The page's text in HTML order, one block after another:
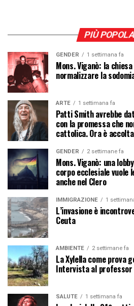
PIÙ
GENDER 1 settimana fa
Mons. Viganò: la
normalizzare la
ARTE 1 settimana fa
Patti Smith avrebbe
con la promessa che
cattolica. Ora è
GENDER 2 settimane fa
Mons. Viganò: una
corpo ecclesiale vuole
anche nel Clero
IMMIGRAZIONE 1
L’invasione è
Ceuta
AMBIENTE 2 settimane fa
La Xylella come prova
Intervista al professor
SALUTE 1 settimana fa